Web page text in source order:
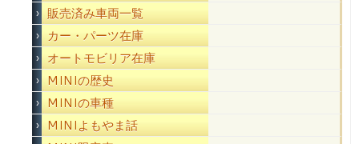
販売済み車両一覧
カー・パーツ在庫
オートモビリア在庫
MINIの歴史
MINIの車種
MINIよもやま話